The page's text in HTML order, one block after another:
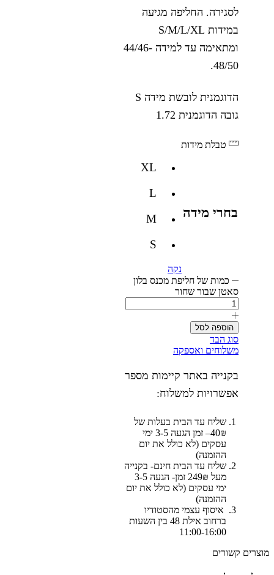
לסגירה. החליפה מגיעה
במידות S/M/L/XL
ומתאימה עד למידה 44/46-
48/50.
הדוגמנית לובשת מידה S
גובה הדוגמנית 1.72
טבלת מידות
בחרי מידה
XL
L
M
S
נקה
כמות של חליפת מכנס בלון
סאטן שבור שחור
הוספה לסל
סוג הבד
משלוחים ואספקה
בקנייה באתר קיימות מספר
אפשרויות למשלוח:
שליח עד הבית בעלות של
40₪– זמן הגעה 3-5 ימי
עסקים (לא כולל את יום
ההזמנה)
שליח עד הבית חינם- בקנייה
מעל 249₪ זמן- הגעה 3-5
ימי עסקים (לא כולל את יום
ההזמנה)
איסוף עצמי מהסטודיו
ברחוב אילת 48 בין השעות
11:00-16:00
מוצרים קשורים